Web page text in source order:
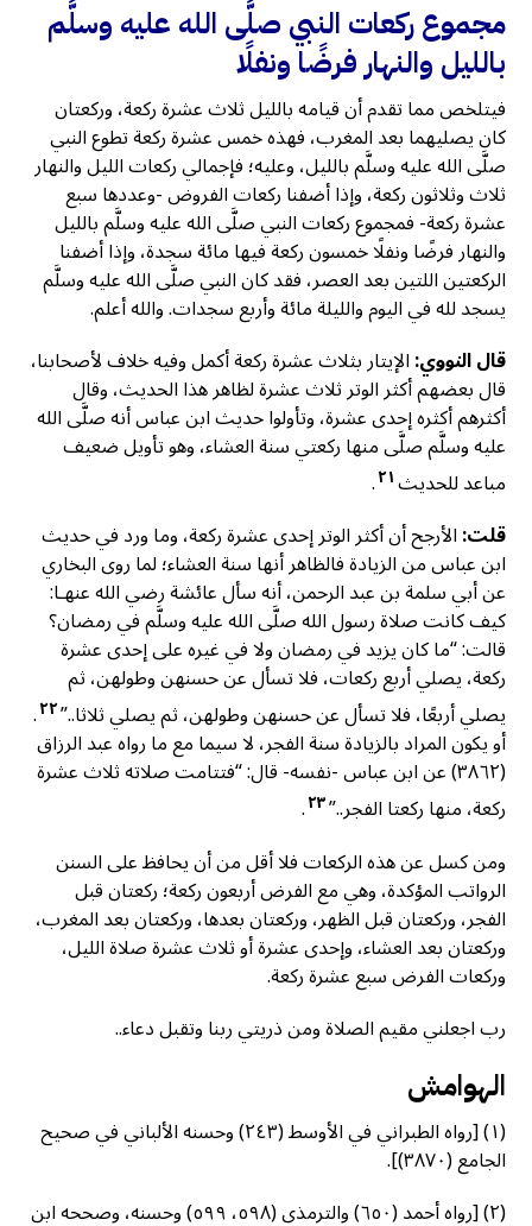
مجموع ركعات النبي صلَّى الله عليه وسلَّم
بالليل والنهار فرضًا ونفلًا
فيتلخص مما تقدم أن قيامه بالليل ثلاث عشرة ركعة، وركعتان
كان يصليهما بعد المغرب، فهذه خمس عشرة ركعة تطوع النبي
صلَّى الله عليه وسلَّم بالليل، وعليه؛ فإجمالي ركعات الليل والنهار
ثلاث وثلاثون ركعة، وإذا أضفنا ركعات الفروض -وعددها سبع
عشرة ركعة- فمجموع ركعات النبي صلَّى الله عليه وسلَّم بالليل
والنهار فرضًا ونفلًا خمسون ركعة فيها مائة سجدة، وإذا أضفنا
الركعتين اللتين بعد العصر، فقد كان النبي صلَّى الله عليه وسلَّم
يسجد لله في اليوم والليلة مائة وأربع سجدات. والله أعلم.
قال النووي:الإيتار بثلاث عشرة ركعة أكمل وفيه خلاف لأصحابنا،
قال بعضهم أكثر الوتر ثلاث عشرة لظاهر هذا الحديث، وقال
أكثرهم أكثره إحدى عشرة، وتأولوا حديث ابن عباس أنه صلَّى الله
عليه وسلَّم صلَّى منها ركعتي سنة العشاء، وهو تأويل ضعيف
مباعد للحديث٢١.
قلت:الأرجح أن أكثر الوتر إحدى عشرة ركعة، وما ورد في حديث
ابن عباس من الزيادة فالظاهر أنها سنة العشاء؛ لما روى البخاري
عن أبي سلمة بن عبد الرحمن، أنه سأل عائشة رضي الله عنهـا:
كيف كانت صلاة رسول الله صلَّى الله عليه وسلَّم في رمضان؟
قالت: “ما كان يزيد في رمضان ولا في غيره على إحدى عشرة
ركعة، يصلي أربع ركعات، فلا تسأل عن حسنهن وطولهن، ثم
يصلي أربعًا، فلا تسأل عن حسنهن وطولهن، ثم يصلي ثلاثا..”٢٢.
أو يكون المراد بالزيادة سنة الفجر، لا سيما مع ما رواه عبد الرزاق
(٣٨٦٢) عن ابن عباس -نفسه- قال: “فتتامت صلاته ثلاث عشرة
ركعة، منها ركعتا الفجر..”٢٣.
ومن كسل عن هذه الركعات فلا أقل من أن يحافظ على السنن
الرواتب المؤكدة، وهي مع الفرض أربعون ركعة؛ ركعتان قبل
الفجر، وركعتان قبل الظهر، وركعتان بعدها، وركعتان بعد المغرب،
وركعتان بعد العشاء، وإحدى عشرة أو ثلاث عشرة صلاة الليل،
وركعات الفرض سبع عشرة ركعة.
رب اجعلني مقيم الصلاة ومن ذريتي ربنا وتقبل دعاء..
الهوامش
(١) [رواه الطبراني في الأوسط (٢٤٣) وحسنه الألباني في صحيح
الجامع (٣٨٧٠)].
(٢) [رواه أحمد (٦٥٠) والترمذي (٥٩٨، ٥٩٩) وحسنه، وصححه ابن